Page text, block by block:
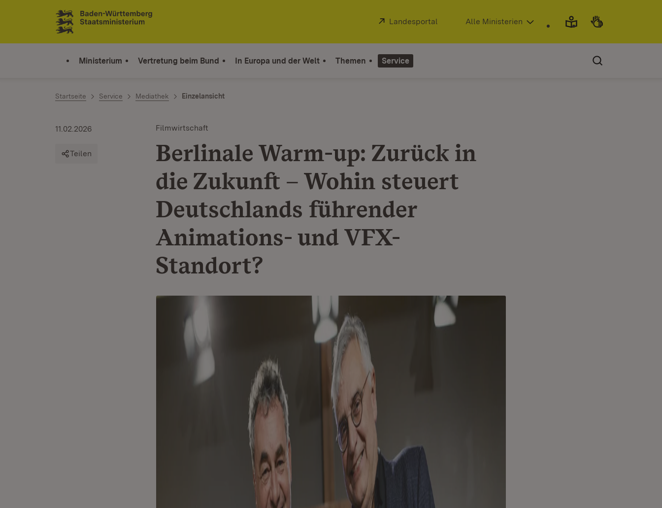
Zum Inhalt springen
Link zur Startseite
Extern:
Landesportal (Öffnet in neuem Fenster)
Alle Ministerien
Ministerium Vertretung beim Bund In Europa und der Welt Themen Service
Startseite Service Mediathek Einzelansicht
Filmwirtschaft
Berlinale Warm-up: Zurück in
die Zukunft – Wohin steuert
Deutschlands führender
Animations- und VFX-
Standort?
11.02.2026
Teilen